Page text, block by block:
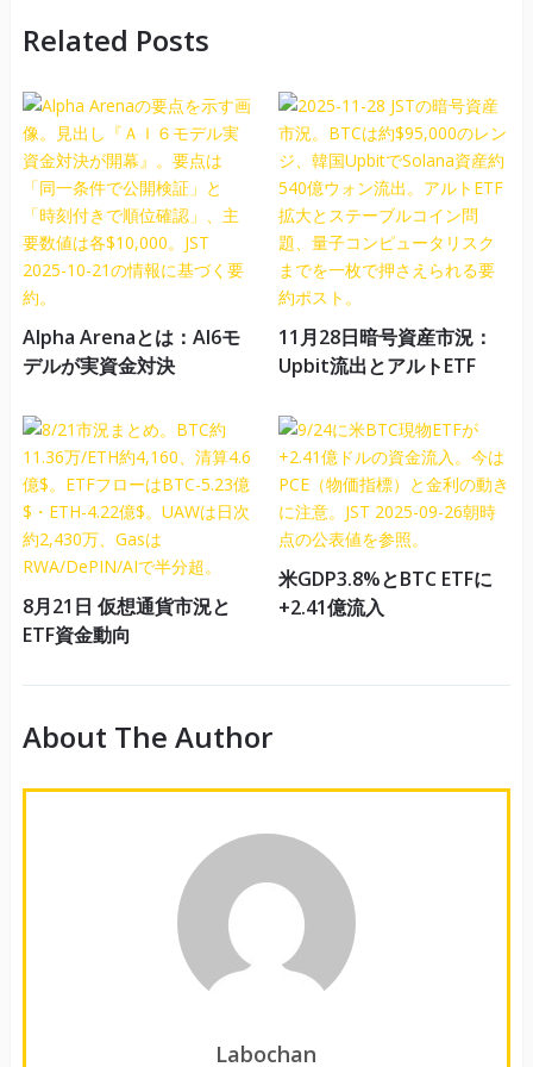
Related Posts
Alpha Arenaとは：AI6モ
デルが実資金対決
11月28日暗号資産市況：
Upbit流出とアルトETF
8月21日 仮想通貨市況と
ETF資金動向
米GDP3.8%とBTC ETFに
+2.41億流入
About The Author
Labochan